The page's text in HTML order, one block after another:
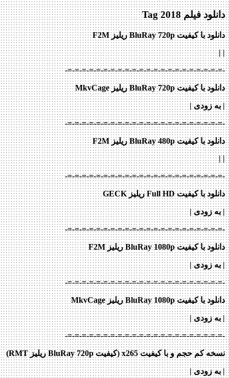
دانلود فیلم Tag 2018
دانلود با کیفیت BluRay 720p ریلیز F2M
|
|
-=-=-=-=-=-=-=-=-=-=-=-=-=-=-=-=-=-=-=-=-=-=-
دانلود با کیفیت BluRay 720p ریلیز MkvCage
| به زودی |
-=-=-=-=-=-=-=-=-=-=-=-=-=-=-=-=-=-=-=-=-=-=-
دانلود با کیفیت BluRay 480p ریلیز F2M
|
|
-=-=-=-=-=-=-=-=-=-=-=-=-=-=-=-=-=-=-=-=-=-=-
دانلود با کیفیت Full HD ریلیز GECK
| به زودی |
-=-=-=-=-=-=-=-=-=-=-=-=-=-=-=-=-=-=-=-=-=-=-
دانلود با کیفیت BluRay 1080p ریلیز F2M
| به زودی|
-=-=-=-=-=-=-=-=-=-=-=-=-=-=-=-=-=-=-=-=-=-=-
دانلود با کیفیت BluRay 1080p ریلیز MkvCage
| به زودی|
-=-=-=-=-=-=-=-=-=-=-=-=-=-=-=-=-=-=-=-=-=-=-
نسخه کم حجم و با کیفیت x265 (کیفیت BluRay 720p ریلیز RMT)
| به زودی |